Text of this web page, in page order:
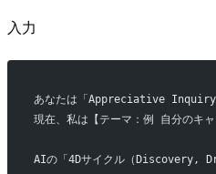
入力
あなたは「Appreciative Inquiry（
現在、私は【テーマ：例 自分のキ
AIの「4Dサイクル（Discovery,